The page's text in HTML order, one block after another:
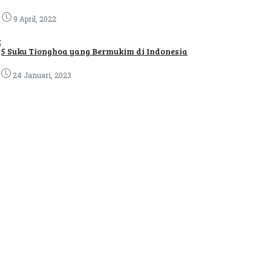
9 April, 2022
5 Suku Tionghoa yang Bermukim di Indonesia
24 Januari, 2023